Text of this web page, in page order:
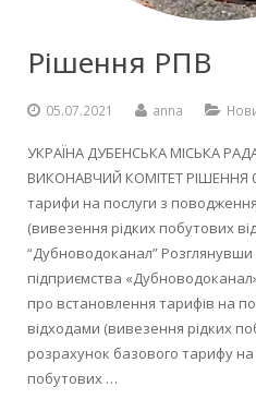
Рішення РПВ
05.07.2021 anna
УКРАЇНА ДУБЕНСЬКА МІСЬКА
ВИКОНАВЧИЙ КОМІТЕТ РІШЕННЯ
тарифи на послуги з
(вивезення рідких побутових
“Дубноводоканал”
підприємства
про встановлення тарифів на
відходами (вивезення рідких
розрахунок базового тарифу
побутових …